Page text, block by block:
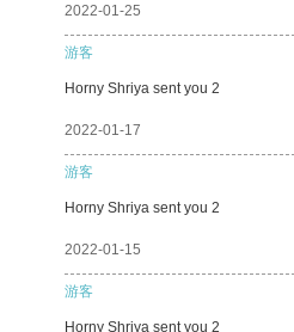
2022-01-25
游客
Horny Shriya sent you 2
2022-01-17
游客
Horny Shriya sent you 2
2022-01-15
游客
Horny Shriya sent you 2